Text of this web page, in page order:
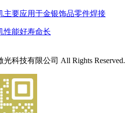
主要应用于金银饰品零件焊接
性能好寿命长
科技有限公司 All Rights Reserved.